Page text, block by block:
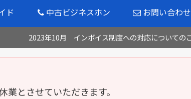
ド 中古ビジネスホン お問い合わせ
2023年10月 インボイス制度への対応についての
とさせていただきます。